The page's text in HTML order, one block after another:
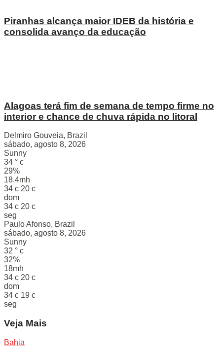
Piranhas alcança maior IDEB da história e
consolida avanço da educação
Alagoas terá fim de semana de tempo firme no
interior e chance de chuva rápida no litoral
Delmiro Gouveia, Brazil
sábado, agosto 8, 2026
Sunny
34 ° c
29%
18.4mh
34 c 20 c
dom
34 c 20 c
seg
Paulo Afonso, Brazil
sábado, agosto 8, 2026
Sunny
32 ° c
32%
18mh
34 c 20 c
dom
34 c 19 c
seg
Veja Mais
Bahia